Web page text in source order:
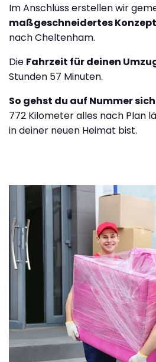
Im Anschluss erstellen wir
maßgeschneidertes Konzept
nach Cheltenham.
Die Fahrzeit für deinen
Stunden 57 Minuten.
So gehst du auf Nummer
772 Kilometer alles nach Plan
in deiner neuen Heimat bist.